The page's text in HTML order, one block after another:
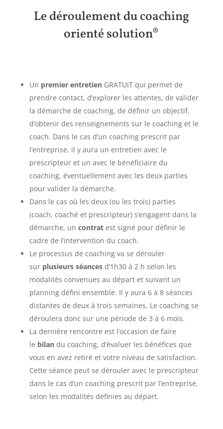
Le déroulement du coaching
orienté solution®
Un premier entretienGRATUIT qui permet de
prendre contact, d’explorer les attentes, de valider
la démarche de coaching, de définir un objectif,
d’obtenir des renseignements sur le coaching et le
coach. Dans le cas d’un coaching prescrit par
l’entreprise, il y aura un entretien avec le
prescripteur et un avec le bénéficiaire du
coaching, éventuellement avec les deux parties
pour valider la démarche.
Dans le cas où les deux (ou les trois) parties
(coach, coaché et prescripteur) s’engagent dans la
démarche, un contratest signé pour définir le
cadre de l’intervention du coach.
Le processus de coaching va se dérouler
sur plusieurs séancesd’1h30 à 2 h selon les
modalités convenues au départ et suivant un
planning défini ensemble. Il y aura 6 à 8 séances
distantes de deux à trois semaines. Le coaching se
déroulera donc sur une période de 3 à 6 mois.
La dernière rencontre est l’occasion de faire
le bilandu coaching, d’évaluer les bénéfices que
vous en avez retiré et votre niveau de satisfaction.
Cette séance peut se dérouler avec le prescripteur
dans le cas d’un coaching prescrit par l’entreprise,
selon les modalités définies au départ.